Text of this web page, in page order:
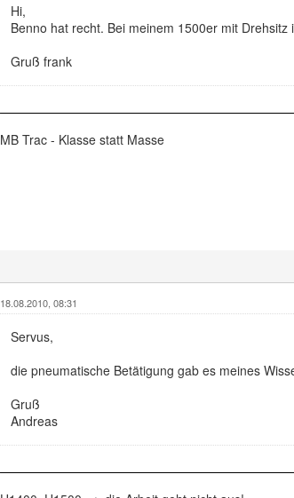
Hi,
Benno hat recht. Bei meinem 1500er mit
Gruß frank
MB Trac - Klasse statt Masse
18.08.2010, 08:31
Servus,
die pneumatische Betätigung gab es meines
Gruß
Andreas